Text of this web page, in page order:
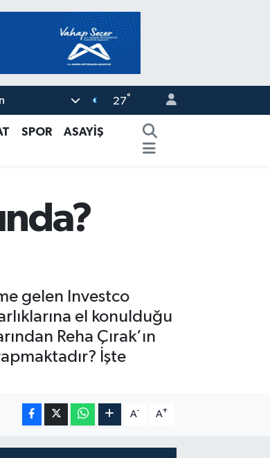
27°
SPOR
ASAYİŞ
gelen Investco
el konulduğu
Reha Çırak’ın
İşte
A- A+